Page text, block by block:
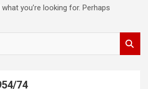
you’re looking for. Perhaps
74